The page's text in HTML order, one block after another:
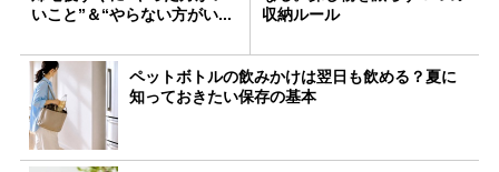
いこと”＆“やらない方がい...
収納ルール
ペットボトルの飲みかけは翌日も飲める？夏に
知っておきたい保存の基本